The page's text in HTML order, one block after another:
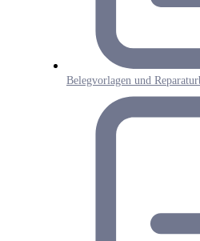
Belegvorlagen und